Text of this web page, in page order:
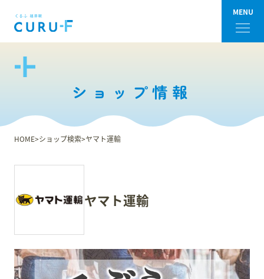
MENU
フロアガイド
ショップ検索
ショップニュース
イベント
アクセス・パーキング
施設からのお知らせ
ショップ情報
HOME ショップ検索 ヤマト運輸
ヤマト運輸